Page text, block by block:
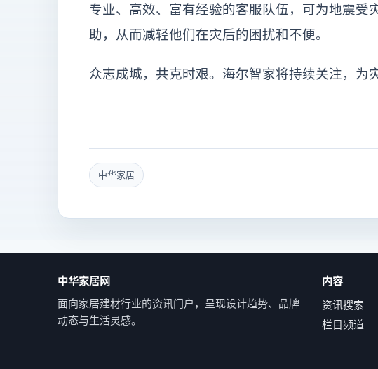
专业、高效、富有经验的客服队伍，可为地震受
助，从而减轻他们在灾后的困扰和不便。
众志成城，共克时艰。海尔智家将持续关注，为
中华家居
中华家居网
面向家居建材行业的资讯门户，呈现设计趋势、品牌
动态与生活灵感。
内容
资讯搜索
栏目频道